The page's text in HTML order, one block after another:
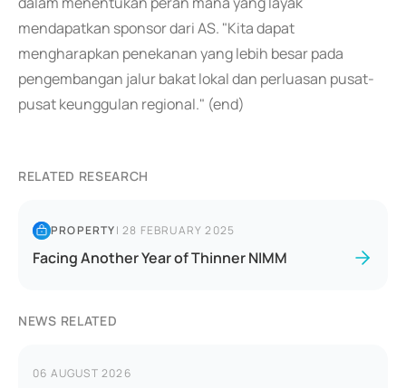
mendapatkan sponsor dari AS. "Kita dapat
mengharapkan penekanan yang lebih besar pada
pengembangan jalur bakat lokal dan perluasan pusat-
pusat keunggulan regional." (end)
RELATED RESEARCH
PROPERTY|28 FEBRUARY 2025
Facing Another Year of Thinner NIMM
NEWS RELATED
06 AUGUST 2026